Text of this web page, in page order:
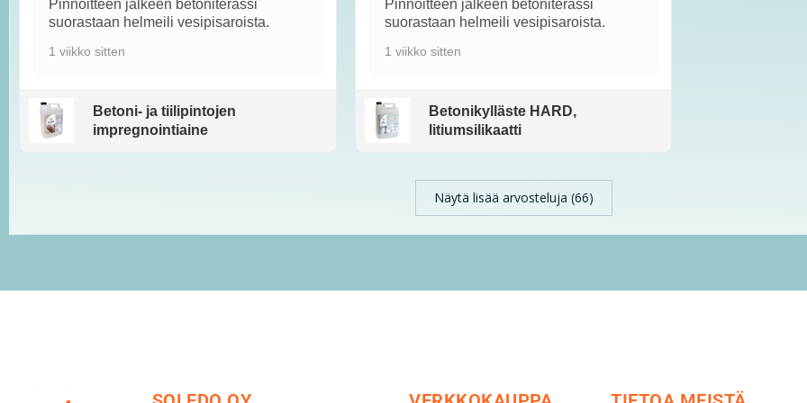
Pinnoitteen jälkeen betoniterassi
suorastaan helmeili vesipisaroista.
1 viikko sitten
Betoni- ja tiilipintojen
impregnointiaine
Pinnoitteen jälkeen betoniterassi
suorastaan helmeili vesipisaroista.
1 viikko sitten
Betonikylläste HARD,
litiumsilikaatti
Näytä lisää arvosteluja (66)